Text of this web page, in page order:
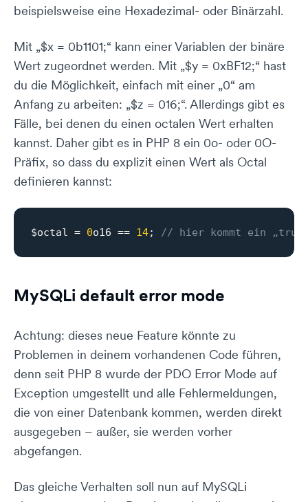
beispielsweise eine Hexadezimal- oder Binärzahl.
Mit „$x = 0b1101;“ kann einer Variablen der binäre
Wert zugeordnet werden. Mit „$y = 0xBF12;“ hast
du die Möglichkeit, einfach mit einer „0“ am
Anfang zu arbeiten: „$z = 016;“. Allerdings gibt es
Fälle, bei denen du einen octalen Wert erhalten
kannst. Daher gibt es in PHP 8 ein 0o- oder 0O-
Präfix, so dass du explizit einen Wert als Octal
definieren kannst:
$octal = 0o16 == 14; // hier kommt ein
MySQLi default error mode
Achtung: dieses neue Feature könnte zu
Problemen in deinem vorhandenen Code führen,
denn seit PHP 8 wurde der PDO Error Mode auf
Exception umgestellt und alle Fehlermeldungen,
die von einer Datenbank kommen, werden direkt
ausgegeben – außer, sie werden vorher
abgefangen.
Das gleiche Verhalten soll nun auf MySQLi